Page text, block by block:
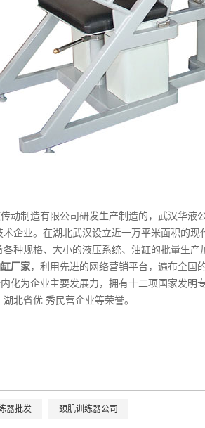
动制造有限公司研发生产制造的，武汉华液
术企业。在湖北武汉设立近一万平米面积的
种规格、大小的液压系统、油缸的批量生产
厂家，利用先进的网络营销平台，遍布全国
化为企业主要发展力，拥有十二项国家发
北省优 秀民营企业等荣誉。
器批发 颈肌训练器公司